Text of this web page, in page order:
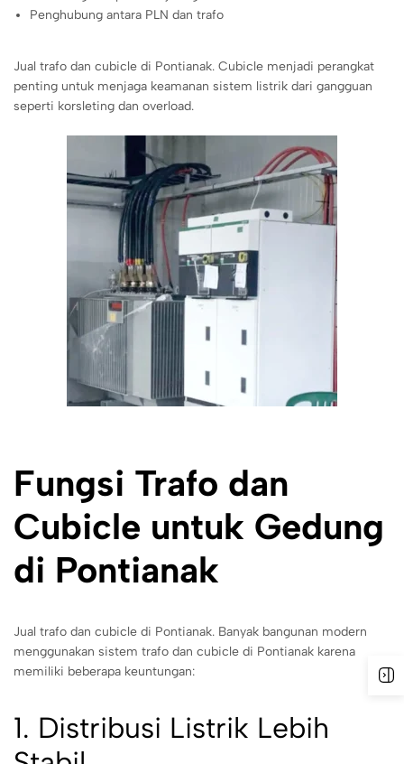
Penghubung antara PLN dan trafo
Jual trafo dan cubicle di Pontianak. Cubicle menjadi perangkat
penting untuk menjaga keamanan sistem listrik dari gangguan
seperti korsleting dan overload.
Fungsi Trafo dan
Cubicle untuk Gedung
di Pontianak
Jual trafo dan cubicle di Pontianak. Banyak bangunan modern
menggunakan sistem trafo dan cubicle di Pontianak karena
memiliki beberapa keuntungan:
1. Distribusi Listrik Lebih